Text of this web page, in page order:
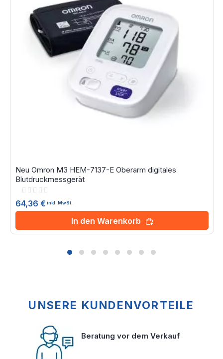
Neu Omron M3 HEM-7137-E Oberarm digitales
Blutdruckmessgerät
Rating:
64,36 € inkl. MwSt.
In den Warenkorb
UNSERE KUNDENVORTEILE
Beratung vor dem Verkauf